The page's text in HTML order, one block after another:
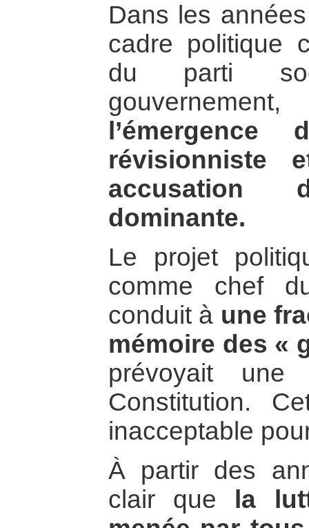
Dans les
cadre politique
du parti
révisionniste
dominante.
Le projet
comme chef
conduit à une
mémoire des «
prévoyait
Constitution.
inacceptable
À partir des
clair que
la